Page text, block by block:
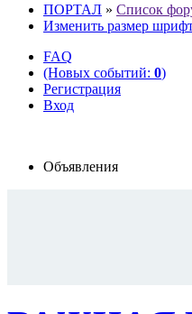
ПОРТАЛ » Список
Изменить размер
FAQ
(Новых событий: 0)
Регистрация
Вход
Объявления